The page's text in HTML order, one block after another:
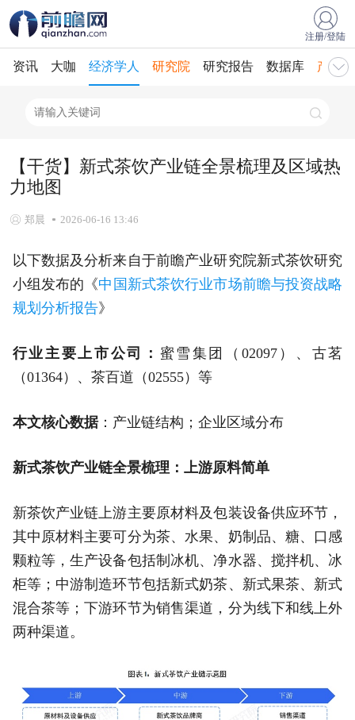
注册/登陆
资讯 大咖 经济学人 研究院 研究报告 数据库 产业
【干货】新式茶饮产业链全景梳理及区域热
力地图
郑晨 2026-06-16 13:46
以下数据及分析来自于前瞻产业研究院新式茶饮研究
小组发布的《中国新式茶饮行业市场前瞻与投资战略
规划分析报告》
行业主要上市公司： 蜜雪集团（02097）、古茗
（01364）、茶百道（02555）等
本文核心数据：产业链结构；企业区域分布
新式茶饮产业链全景梳理：上游原料简单
新茶饮产业链上游主要原材料及包装设备供应环节，
其中原材料主要可分为茶、水果、奶制品、糖、口感
颗粒等，生产设备包括制冰机、净水器、搅拌机、冰
柜等；中游制造环节包括新式奶茶、新式果茶、新式
混合茶等；下游环节为销售渠道，分为线下和线上外
两种渠道。